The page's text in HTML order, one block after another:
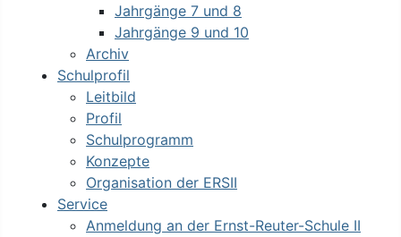
Jahrgänge 7 und 8
Jahrgänge 9 und 10
Archiv
Schulprofil
Leitbild
Profil
Schulprogramm
Konzepte
Organisation der ERSII
Service
Anmeldung an der Ernst-Reuter-Schule II